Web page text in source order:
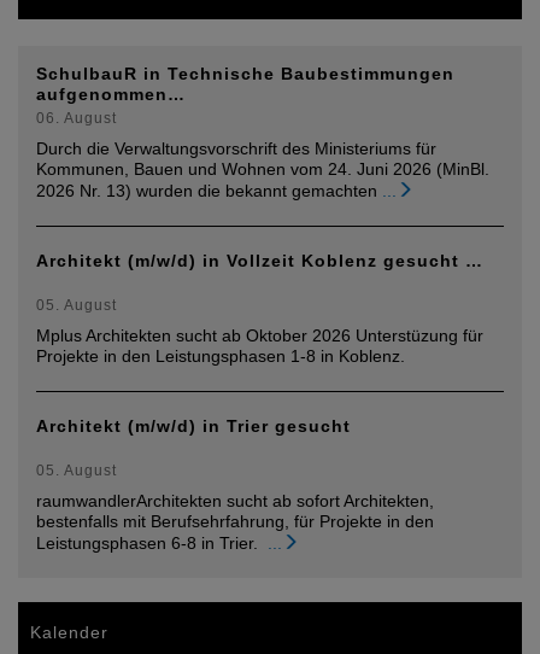
SchulbauR in Technische Baubestimmungen
aufgenommen…
06. August
Durch die Verwaltungsvorschrift des Ministeriums für
Kommunen, Bauen und Wohnen vom 24. Juni 2026 (MinBl.
2026 Nr. 13) wurden die bekannt gemachten
Architekt (m/w/d) in Vollzeit Koblenz gesucht …
05. August
Mplus Architekten sucht ab Oktober 2026 Unterstüzung für
Projekte in den Leistungsphasen 1-8 in Koblenz.
Architekt (m/w/d) in Trier gesucht
05. August
raumwandlerArchitekten sucht ab sofort Architekten,
bestenfalls mit Berufsehrfahrung, für Projekte in den
Leistungsphasen 6-8 in Trier.
Kalender